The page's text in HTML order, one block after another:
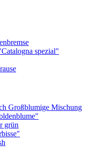
spezial"
Großblumige Mischung
grün